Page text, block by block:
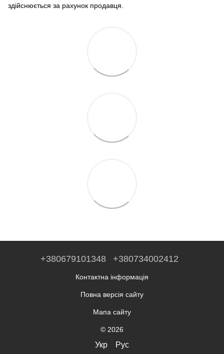
здійснюється за рахунок продавця.
+380679101348 +380734002412
Контактна інформація
Повна версія сайту
Мапа сайту
© 2026
Укр Рус